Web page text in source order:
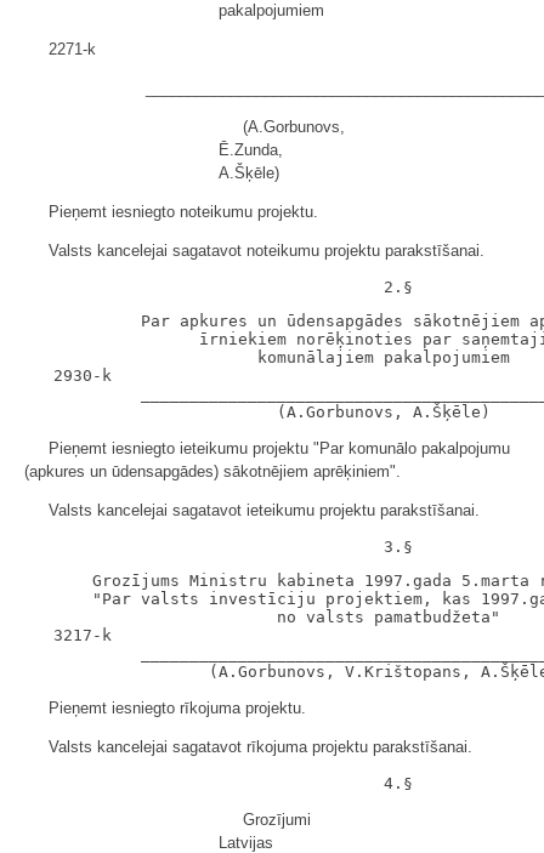
pakalpojumiem
2271-k
(A.Gorbunovs,
Ē.Zunda,
A.Šķēle)
Pieņemt iesniegto noteikumu projektu.
Valsts kancelejai sagatavot noteikumu projektu parakstīšanai.
Par apkures un ūdensapgādes sākotnējiem
īrniekiem norēķinoties par
komunālajiem pakalpojumiem
2930-k
Pieņemt iesniegto ieteikumu projektu "Par komunālo pakalpojumu
(apkures un ūdensapgādes) sākotnējiem aprēķiniem".
Valsts kancelejai sagatavot ieteikumu projektu parakstīšanai.
Grozījums Ministru kabineta 1997.gada 5.marta
"Par valsts investīciju projektiem, kas
no valsts pamatbudžeta"
3217-k
Pieņemt iesniegto rīkojuma projektu.
Valsts kancelejai sagatavot rīkojuma projektu parakstīšanai.
Grozījumi
Latvijas